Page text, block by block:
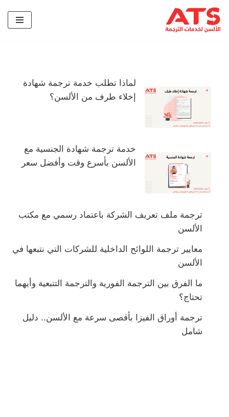
تخطى
لماذا تطلب خدمة ترجمة شهادة
إخلاء طرف من الألسن؟
خدمة ترجمة شهادة الجنسية مع
الألسن بأسرع وقت وأفضل سعر
ترجمة ملف تعريف الشركة باعتماد رسمي مع مكتب
الألسن
معايير ترجمة اللوائح الداخلية للشركات التي نتبعها في
الألسن
ما الفرق بين الترجمة الفورية والترجمة التتبعية وأيهما
تحتاج؟
ترجمة أوراق الفيزا بأقصى سرعة مع الألسن.. دليل
شامل